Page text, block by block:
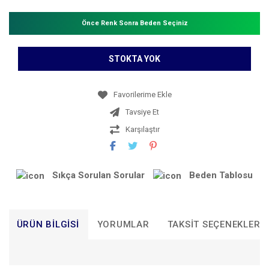
Önce Renk Sonra Beden Seçiniz
STOKTA YOK
Tavsiye Et
Karşılaştır
Sıkça Sorulan Sorular Beden Tablosu
ÜRÜN BILGISI YORUMLAR TAKSIT SEÇENEKLERI